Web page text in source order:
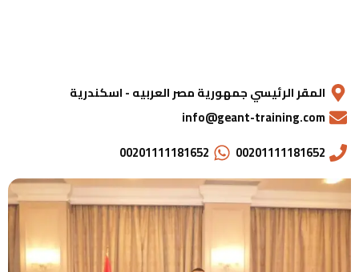
المقر الرئيسي جمهورية مصر العربيه - اسكندرية
info@geant-training.com
00201111181652
00201111181652